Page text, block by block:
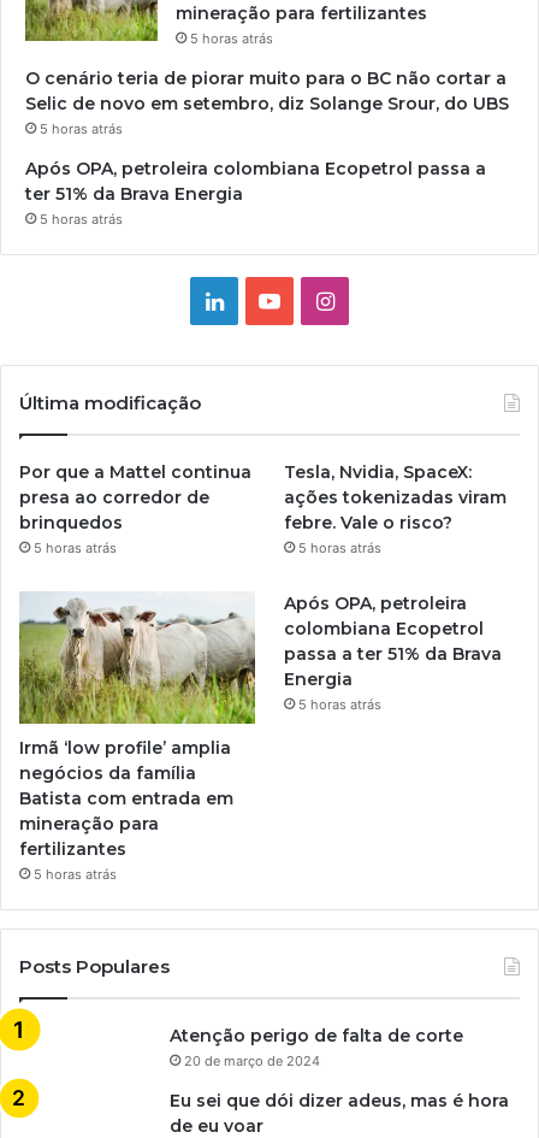
mineração para fertilizantes
5 horas atrás
O cenário teria de piorar muito para o BC não cortar a
Selic de novo em setembro, diz Solange Srour, do UBS
5 horas atrás
Após OPA, petroleira colombiana Ecopetrol passa a
ter 51% da Brava Energia
5 horas atrás
LinkedinYouTubeInstagram
Última modificação
Por que a Mattel continua
presa ao corredor de
brinquedos
5 horas atrás
Tesla, Nvidia, SpaceX:
ações tokenizadas viram
febre. Vale o risco?
5 horas atrás
Irmã ‘low profile’ amplia
negócios da família
Batista com entrada em
mineração para
fertilizantes
5 horas atrás
Após OPA, petroleira
colombiana Ecopetrol
passa a ter 51% da Brava
Energia
5 horas atrás
Posts Populares
Atenção perigo de falta de corte
20 de março de 2024
Eu sei que dói dizer adeus, mas é hora
de eu voar